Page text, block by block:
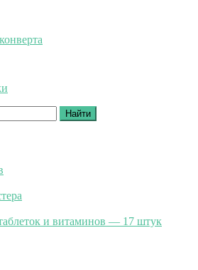
Найти
и витаминов — 17 штук